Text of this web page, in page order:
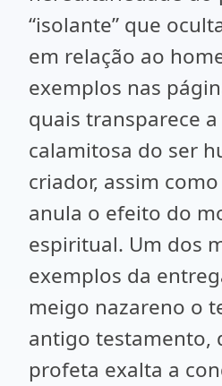
“isolante” que
em relação ao
exemplos nas
quais transparece
calamitosa do ser
criador, assim
anula o efeito do
espiritual. Um dos
exemplos da
meigo nazareno o
antigo testamento,
profeta exalta a